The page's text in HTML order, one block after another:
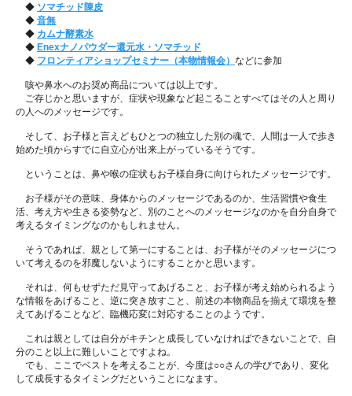
◆ ソマチッド陳皮
◆ 音無
◆ カムナ酵素水
◆ Enexナノパウダー還元水・ソマチッド
◆ フロンティアショップセミナー（本物情報会） などに参加
咳や鼻水へのお奨め商品については以上です。
ご存じかと思いますが、症状や現象など起こることすべてはその人と周り
の人へのメッセージです。
そして、お子様と言えどもひとつの独立した別の魂で、人間は一人で歩き
始めた頃からすでに自立心が出来上がっているそうです。
ということは、鼻や喉の症状もお子様自身に向けられたメッセージです。
お子様がその意味、身体からのメッセージであるのか、生活習慣や食生
活、考え方や生きる姿勢など、別のことへのメッセージなのかを自分自身で
考えるタイミングなのかもしれません。
そうであれば、親として第一にすることは、お子様がそのメッセージにつ
いて考えるのを邪魔しないようにすることかと思います。
それは、何もせずただ見守ってあげること、お子様が考え始められるよう
な情報をあげること、逆に突き放すこと、前述の本物商品を揃えて環境を整
えてあげることなど、臨機応変に対応することのようです。
これは親としては自分がキチンと成長していなければできないことで、自
分のこと以上に難しいことですよね。
でも、ここでベストを考えることが、今度は○○さんの学びであり、変化
して成長するタイミングだということになます。